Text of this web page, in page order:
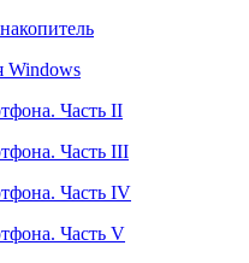
Windows
Часть II
Часть III
Часть IV
Часть V